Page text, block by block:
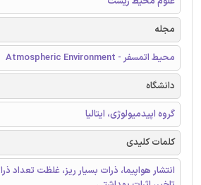
مجله
محیط اتمسفر - Atmospheric Environment
دانشگاه
گروه اپیدمیولوژی، ایتالیا
کلمات کلیدی
انتشار هواپیما، ذرات بسیار ریز، غلظت تعداد